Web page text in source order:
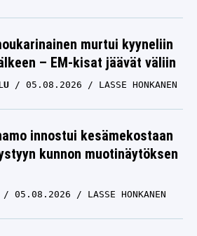
murtui kyyneliin
– EM-kisat jäävät väliin
05.08.2026 LASSE HONKANEN
innostui kesämekostaan
kunnon muotinäytöksen
05.08.2026 LASSE HONKANEN